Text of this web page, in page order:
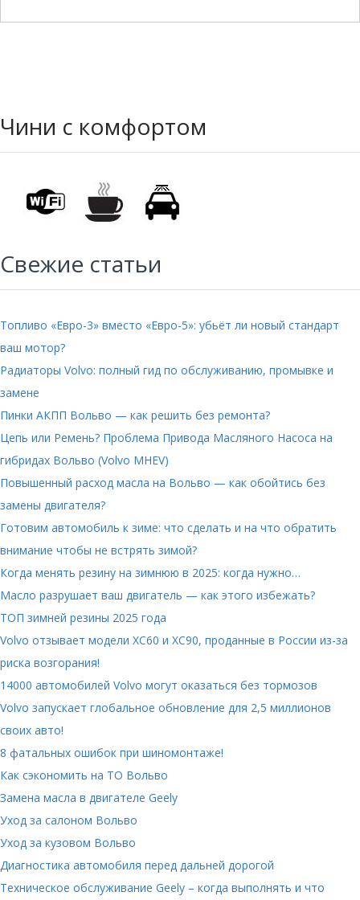
Чини с комфортом
Свежие статьи
Топливо «Евро-3» вместо «Евро-5»: убьёт ли новый стандарт
ваш мотор?
Радиаторы Volvo: полный гид по обслуживанию, промывке и
замене
Пинки АКПП Вольво — как решить без ремонта?
Цепь или Ремень? Проблема Привода Масляного Насоса на
гибридах Вольво (Volvo MHEV)
Повышенный расход масла на Вольво — как обойтись без
замены двигателя?
Готовим автомобиль к зиме: что сделать и на что обратить
внимание чтобы не встрять зимой?
Когда менять резину на зимнюю в 2025: когда нужно…
Масло разрушает ваш двигатель — как этого избежать?
ТОП зимней резины 2025 года
Volvo отзывает модели XC60 и XC90, проданные в России из-за
риска возгорания!
14000 автомобилей Volvo могут оказаться без тормозов
Volvo запускает глобальное обновление для 2,5 миллионов
своих авто!
8 фатальных ошибок при шиномонтаже!
Как сэкономить на ТО Вольво
Замена масла в двигателе Geely
Уход за салоном Вольво
Уход за кузовом Вольво
Диагностика автомобиля перед дальней дорогой
Техническое обслуживание Geely – когда выполнять и что